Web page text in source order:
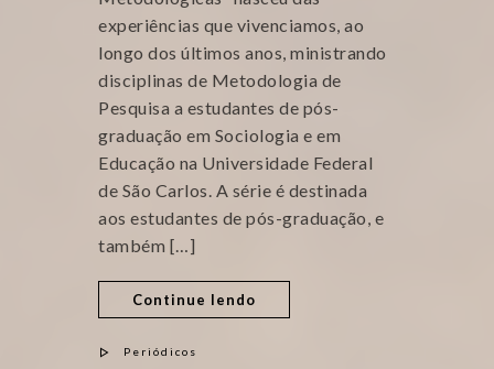
experiências que vivenciamos, ao
longo dos últimos anos, ministrando
disciplinas de Metodologia de
Pesquisa a estudantes de pós-
graduação em Sociologia e em
Educação na Universidade Federal
de São Carlos. A série é destinada
aos estudantes de pós-graduação, e
também […]
Continue lendo
Periódicos